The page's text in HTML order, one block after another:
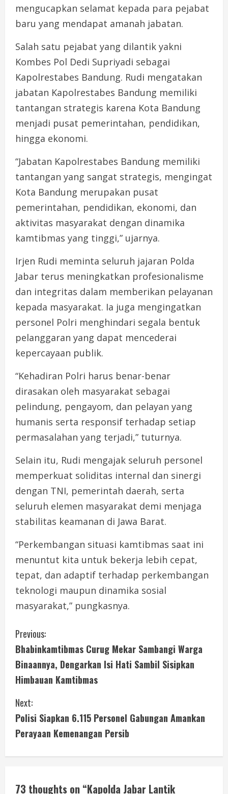
mengucapkan selamat kepada para pejabat
baru yang mendapat amanah jabatan.
Salah satu pejabat yang dilantik yakni
Kombes Pol Dedi Supriyadi sebagai
Kapolrestabes Bandung. Rudi mengatakan
jabatan Kapolrestabes Bandung memiliki
tantangan strategis karena Kota Bandung
menjadi pusat pemerintahan, pendidikan,
hingga ekonomi.
“Jabatan Kapolrestabes Bandung memiliki
tantangan yang sangat strategis, mengingat
Kota Bandung merupakan pusat
pemerintahan, pendidikan, ekonomi, dan
aktivitas masyarakat dengan dinamika
kamtibmas yang tinggi,” ujarnya.
Irjen Rudi meminta seluruh jajaran Polda
Jabar terus meningkatkan profesionalisme
dan integritas dalam memberikan pelayanan
kepada masyarakat. Ia juga mengingatkan
personel Polri menghindari segala bentuk
pelanggaran yang dapat mencederai
kepercayaan publik.
“Kehadiran Polri harus benar-benar
dirasakan oleh masyarakat sebagai
pelindung, pengayom, dan pelayan yang
humanis serta responsif terhadap setiap
permasalahan yang terjadi,” tuturnya.
Selain itu, Rudi mengajak seluruh personel
memperkuat soliditas internal dan sinergi
dengan TNI, pemerintah daerah, serta
seluruh elemen masyarakat demi menjaga
stabilitas keamanan di Jawa Barat.
“Perkembangan situasi kamtibmas saat ini
menuntut kita untuk bekerja lebih cepat,
tepat, dan adaptif terhadap perkembangan
teknologi maupun dinamika sosial
masyarakat,” pungkasnya.
C
o
n
t
i
n
e
Previous:
Bhabinkamtibmas Curug Mekar Sambangi Warga
Binaannya, Dengarkan Isi Hati Sambil Sisipkan
Himbauan Kamtibmas
Next:
Polisi Siapkan 6.115 Personel Gabungan Amankan
Perayaan Kemenangan Persib
73 thoughts on “Kapolda Jabar Lantik